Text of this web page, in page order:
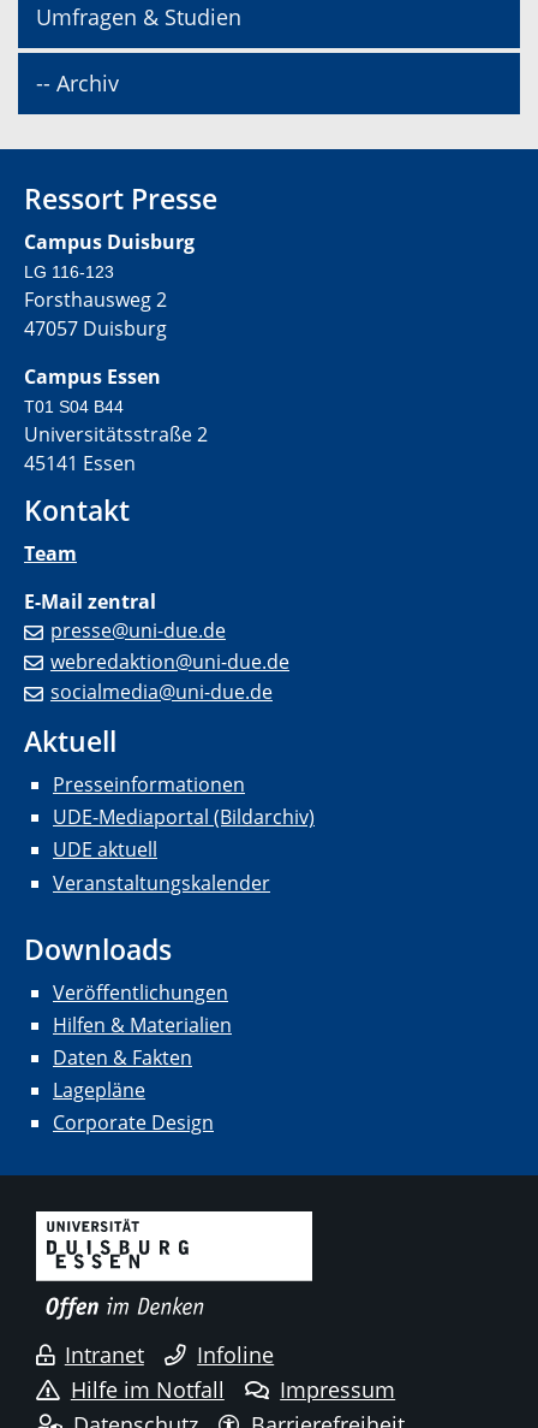
Umfragen & Studien
-- Archiv
Ressort Presse
Campus Duisburg
LG 116-123
Forsthausweg 2
47057 Duisburg
Campus Essen
T01 S04 B44
Universitätsstraße 2
45141 Essen
Kontakt
Team
E-Mail zentral
presse@uni-due.de
webredaktion@uni-due.de
socialmedia@uni-due.de
Aktuell
Presseinformationen
UDE-Mediaportal (Bildarchiv)
UDE aktuell
Veranstaltungskalender
Downloads
Veröffentlichungen
Hilfen & Materialien
Daten & Fakten
Lagepläne
Corporate Design
Intranet
Infoline
Hilfe im Notfall
Impressum